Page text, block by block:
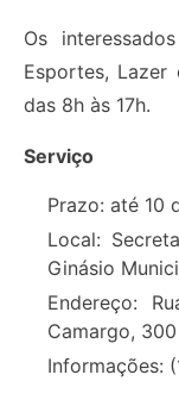
Os
Esportes,
das 8h às 17h.
Serviço
Prazo: até 10
Local:
Ginásio
Endereço:
Camargo,
Informações: